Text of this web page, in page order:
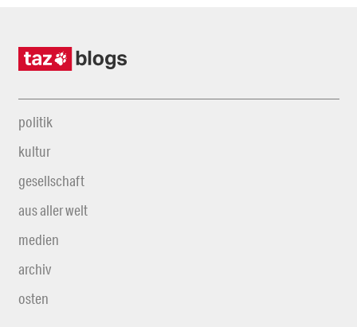
politik
kultur
gesellschaft
aus aller welt
medien
archiv
osten